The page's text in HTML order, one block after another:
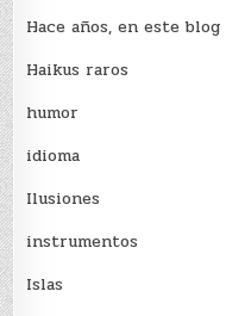
Hace años, en este blog
Haikus raros
humor
idioma
Ilusiones
instrumentos
Islas